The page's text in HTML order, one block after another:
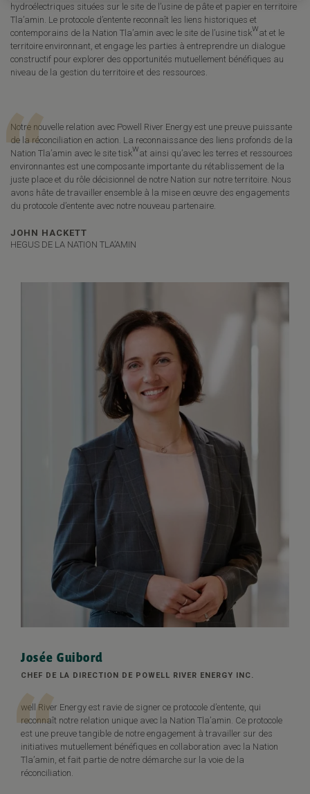
hydroélectriques situées sur le site de l’usine de pâte et papier en territoire
Tla’amin. Le protocole d’entente reconnaît les liens historiques et
contemporains de la Nation Tla’amin avec le site de l’usine tiskwat et le
territoire environnant, et engage les parties à entreprendre un dialogue
constructif pour explorer des opportunités mutuellement bénéfiques au
niveau de la gestion du territoire et des ressources.
“
Notre nouvelle relation avec Powell River Energy est une preuve puissante
de la réconciliation en action. La reconnaissance des liens profonds de la
Nation Tla’amin avec le site tiskwat ainsi qu’avec les terres et ressources
environnantes est une composante importante du rétablissement de la
juste place et du rôle décisionnel de notre Nation sur notre territoire. Nous
avons hâte de travailler ensemble à la mise en œuvre des engagements
du protocole d’entente avec notre nouveau partenaire.
JOHN HACKETT
HEGUS DE LA NATION TLA’AMIN
Josée Guibord
CHEF DE LA DIRECTION DE POWELL RIVER ENERGY INC.
“
well River Energy est ravie de signer ce protocole d’entente, qui
reconnaît notre relation unique avec la Nation Tla’amin. Ce protocole
est une preuve tangible de notre engagement à travailler sur des
initiatives mutuellement bénéfiques en collaboration avec la Nation
Tla’amin, et fait partie de notre démarche sur la voie de la
réconciliation.